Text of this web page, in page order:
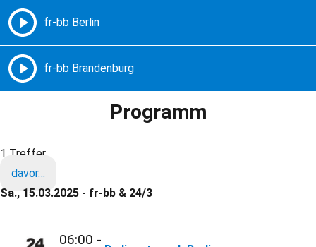
Freie Radios – Berlin Brandenburg
Programm
1 Treffer
davor…
Sa., 15.03.2025 - fr-bb & 24/3
06:00 -